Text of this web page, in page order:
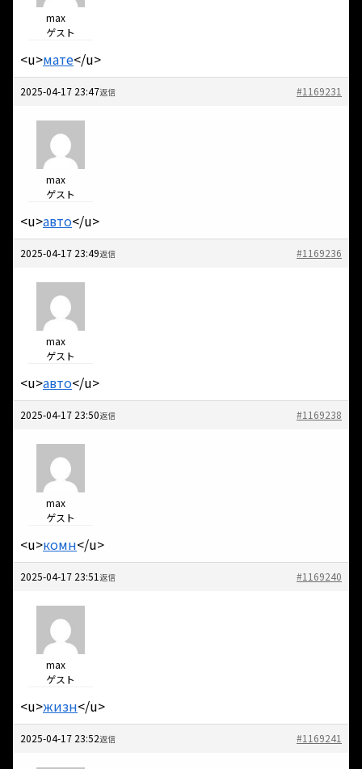
max
ゲスト
<u>мате</u>
2025-04-17 23:47 #1169231
返信
max
ゲスト
<u>авто</u>
2025-04-17 23:49 #1169236
返信
max
ゲスト
<u>авто</u>
2025-04-17 23:50 #1169238
返信
max
ゲスト
<u>комн</u>
2025-04-17 23:51 #1169240
返信
max
ゲスト
<u>жизн</u>
2025-04-17 23:52 #1169241
返信